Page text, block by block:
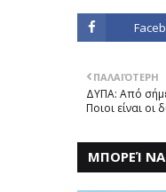
ΠΑΛΑΙΌΤΕΡΗ
ΔΥΠΑ: Από
Ποιοι είναι οι
ΜΠΟΡΕΊ